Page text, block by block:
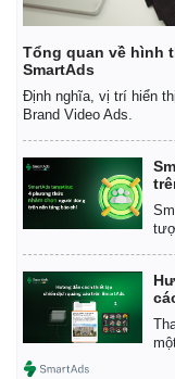
Tổng quan về hình
SmartAds
Định nghĩa, vị trí hiển
Brand Video Ads.